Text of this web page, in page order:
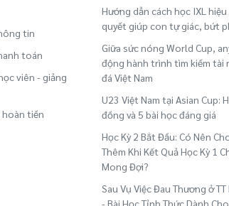
tin
toán
viên - giảng
hoàn tiền
Hướng dẫn cách học IXL hiệu
quyết giúp con tự giác, bứt
Giữa sức nóng World Cup,
động hành trình tìm kiếm tài
đá Việt Nam
U23 Việt Nam tại Asian Cup:
đồng và 5 bài học đáng giá
Học Kỳ 2 Bắt Đầu: Có Nên
Thêm Khi Kết Quả Học Kỳ 1
Mong Đợi?
Sau Vụ Việc Đau Thương ở TT
- Bài Học Tỉnh Thức Dành